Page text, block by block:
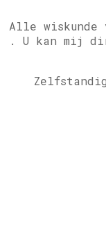
Alle wiskunde
. U kan mij